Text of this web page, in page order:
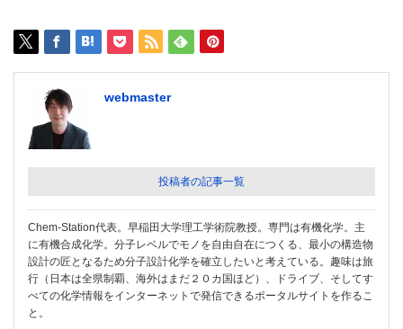
webmaster
投稿者の記事一覧
Chem-Station代表。早稲田大学理工学術院教授。専門は有機化学。主
に有機合成化学。分子レベルでモノを自由自在につくる、最小の構造物
設計の匠となるため分子設計化学を確立したいと考えている。趣味は旅
行（日本は全県制覇、海外はまだ２０カ国ほど）、ドライブ、そしてす
べての化学情報をインターネットで発信できるポータルサイトを作るこ
と。